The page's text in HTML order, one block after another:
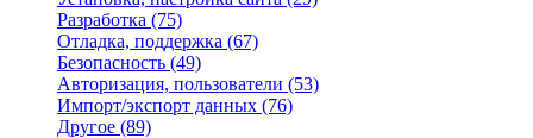
Разработка (75)
Отладка, поддержка (67)
Безопасность (49)
Авторизация, пользователи (53)
Импорт/экспорт данных (76)
Другое (89)